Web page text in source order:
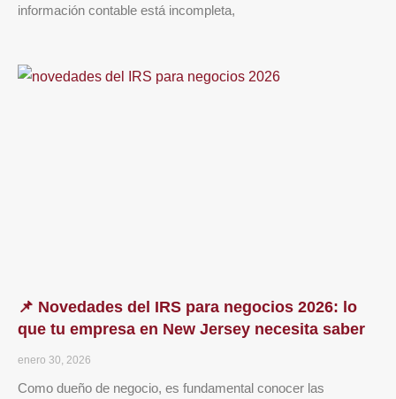
información contable está incompleta,
📌 Novedades del IRS para negocios 2026: lo
que tu empresa en New Jersey necesita saber
enero 30, 2026
Como dueño de negocio, es fundamental conocer las